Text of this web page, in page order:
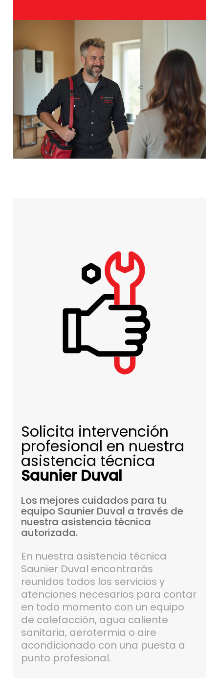
Solicita intervención
profesional en nuestra
asistencia técnica
Saunier Duval
Los mejores cuidados para tu
equipo Saunier Duval a través de
nuestra asistencia técnica
autorizada.
En nuestra asistencia técnica
Saunier Duval encontrarás
reunidos todos los servicios y
atenciones necesarios para contar
en todo momento con un equipo
de calefacción, agua caliente
sanitaria, aerotermia o aire
acondicionado con una puesta a
punto profesional.